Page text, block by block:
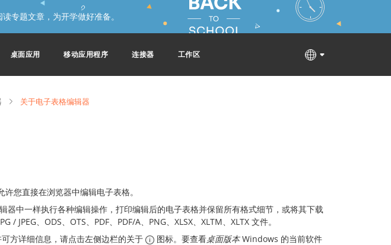
读专题文章，为开学做好准备。
桌面应用 移动应用程序 连接器 工作区
关于电子表格编辑器
您直接在浏览器中编辑电子表格。
器中一样执行各种编辑操作，打印编辑后的电子表格并保留所有格式细节，或将其下载
/ JPEG、ODS、OTS、PDF、PDF/A、PNG、XLSX、XLTM、XLTX 文件。
方详细信息，请点击左侧边栏的关于 图标。要查看桌面版本Windows 的当前软件